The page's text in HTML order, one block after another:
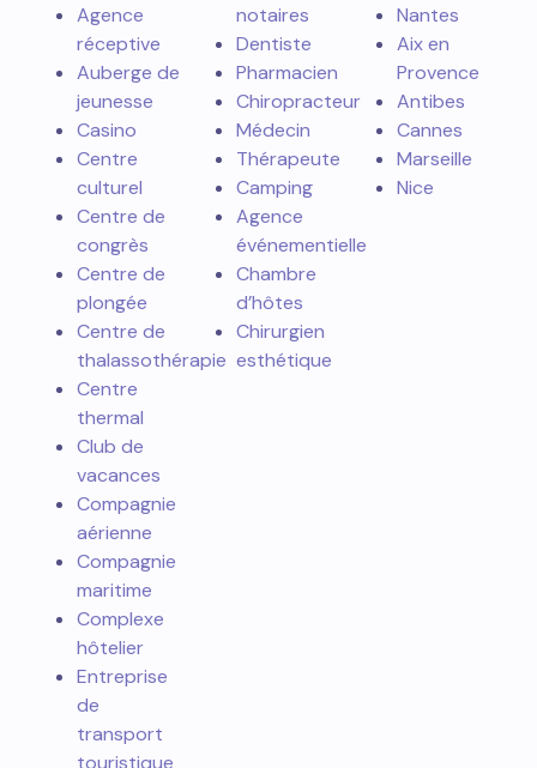
Agence
réceptive
Auberge de
jeunesse
Casino
Centre
culturel
Centre de
congrès
Centre de
plongée
Centre de
thalassothérapie
Centre
thermal
Club de
vacances
Compagnie
aérienne
Compagnie
maritime
Complexe
hôtelier
Entreprise
de
transport
touristique
notaires
Dentiste
Pharmacien
Chiropracteur
Médecin
Thérapeute
Camping
Agence
événementielle
Chambre
d’hôtes
Chirurgien
esthétique
Nantes
Aix en
Provence
Antibes
Cannes
Marseille
Nice